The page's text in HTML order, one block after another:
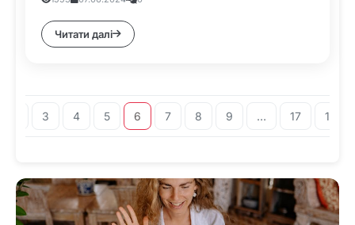
Читати далі
3 4 5 6 7 8 9 … 17 18